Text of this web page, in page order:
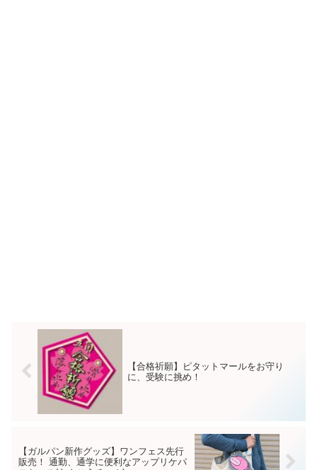
【合格祈願】ピタットマールをお守り
に、受験に挑め！
【ガルパン新作グッズ】ワンフェス先行
販売！ 通勤、通学に便利なアップリケパ